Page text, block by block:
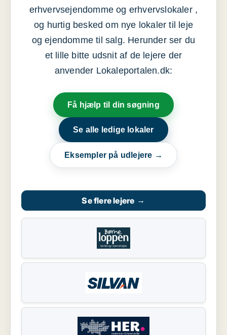
erhvervsejendomme og erhvervslokaler ,
og hurtig besked om nye lokaler til leje
og ejendomme til salg. Herunder ser du
et lille bitte udsnit af de lejere der
anvender Lokaleportalen.dk:
Få hjælp til din søgning
Se alle ledige lokaler
Eksempler på udlejere →
Se flere lejere →